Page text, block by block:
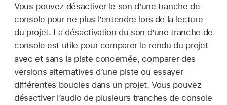
Vous pouvez désactiver le son d’une tranche de
console pour ne plus l’entendre lors de la lecture
du projet. La désactivation du son d’une tranche de
console est utile pour comparer le rendu du projet
avec et sans la piste concernée, comparer des
versions alternatives d’une piste ou essayer
différentes boucles dans un projet. Vous pouvez
désactiver l’audio de plusieurs tranches de console